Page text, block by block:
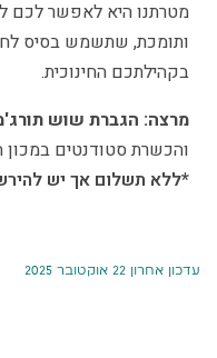
מטרתנו היא לאפשר לכם
ותומכת, שתשמש בסיס
בקהילתכם החינוכית.
מרצה: הגברת שוש
והכשרת סטודנטים במכון
*ללא תשלום אך יש
עדכון אחרון 22 אוקטובר 2025